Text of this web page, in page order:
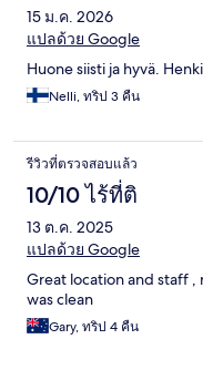
15 ม.ค. 2026
แปลด้วย Google
Huone siisti ja hyvä.
Nelli, ทริป 3 คืน
รีวิวที่ตรวจสอบแล้ว
10/10 ไร้ที่ติ
13 ต.ค. 2025
แปลด้วย Google
Great location and staff ,
was clean
Gary, ทริป 4 คืน